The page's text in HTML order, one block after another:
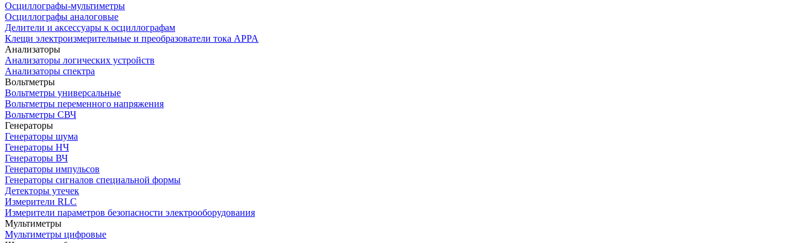
Осциллографы-мультиметры
Осциллографы аналоговые
Делители и аксессуары к осциллографам
Клещи электроизмерительные и преобразователи тока APPA
Анализаторы
Анализаторы логических устройств
Анализаторы спектра
Вольтметры
Вольтметры универсальные
Вольтметры переменного напряжения
Вольтметры СВЧ
Генераторы
Генераторы шума
Генераторы НЧ
Генераторы ВЧ
Генераторы импульсов
Генераторы сигналов специальной формы
Детекторы утечек
Измерители RLC
Измерители параметров безопасности электрооборудования
Мультиметры
Мультиметры цифровые